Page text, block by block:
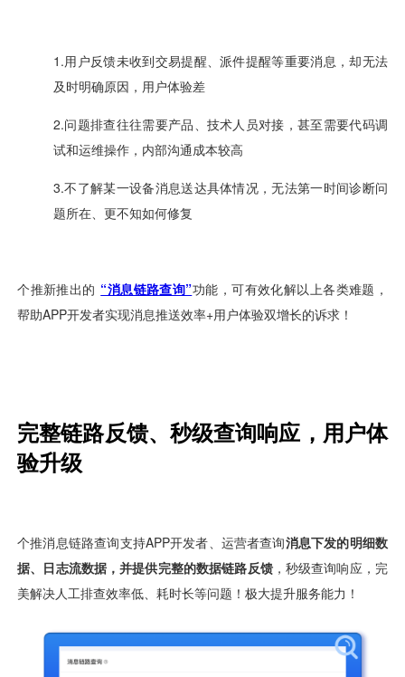
营销数盘
人口数盘
视觉智能
消息中心
智能风控
科技公益